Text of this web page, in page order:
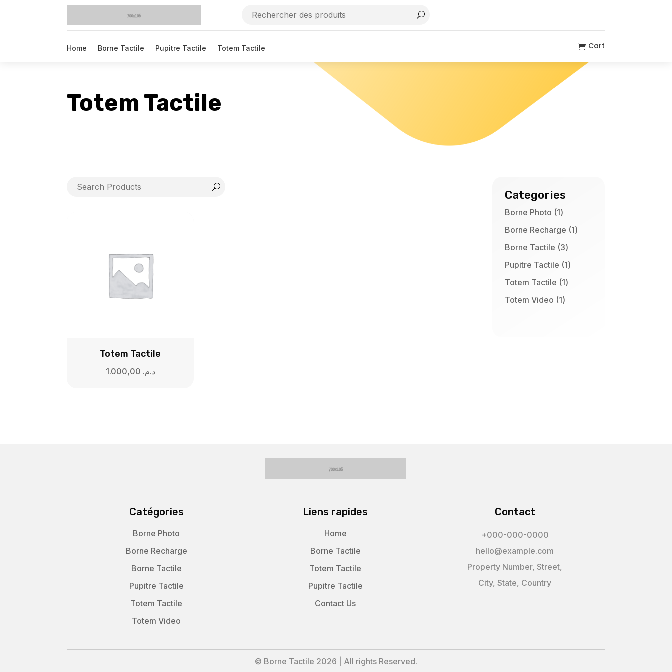
Home Borne Tactile Pupitre Tactile Totem Tactile  Cart
Totem Tactile
Totem Tactile
د.م.
Categories
Borne Photo 11
produit
Borne Recharge 11
Borne Tactile 33
produits
Pupitre Tactile 11
Totem Tactile 11
Totem Video 11
Catégories
Borne Photo
Borne Recharge
Borne Tactile
Pupitre Tactile
Totem Tactile
Totem Video
Liens rapides
Home
Borne Tactile
Totem Tactile
Pupitre Tactile
Contact Us
Contact
+000-000-0000
hello@example.com
Property Number, Street,
City, State, Country
© Borne Tactile 2026 | All rights Reserved.